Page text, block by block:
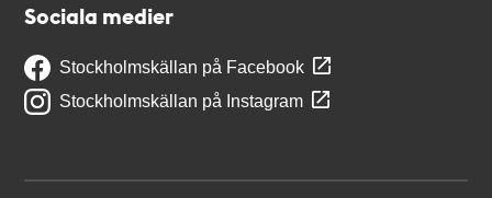
Sociala medier
Stockholmskällan på Facebook
Stockholmskällan på Instagram